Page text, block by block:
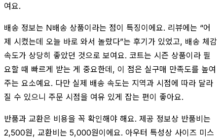
여요.
배송 정보는 N배송 상품이라는 점이 특징이에요. 리뷰에는 “어
제 시켰는데 오늘 바로 와서 놀랐다”는 후기가 있었고, 배송 체감
속도가 상당히 좋았던 것으로 보여요. 코트는 시즌 상품이라 필
요할 때 빠르게 받는 게 중요한데, 이 점은 실구매 만족도를 높여
주는 요소예요. 다만 실제 배송 속도는 지역과 시점에 따라 달라
질 수 있으니 주문 시점을 여유 있게 잡는 편이 좋아요.
반품과 교환은 비용을 꼭 확인해야 해요. 제공 정보상 반품비는
2,500원, 교환비는 5,000원이에요. 아우터 특성상 사이즈 미스